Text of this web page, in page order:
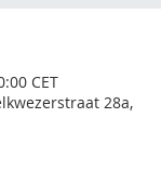
CET
28a,